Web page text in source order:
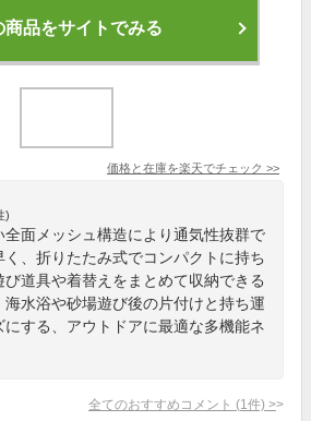
商品をサイトでみる
価格と在庫を楽天でチェック >>
)
面メッシュ構造により通気性抜群で
、折りたたみ式でコンパクトに持ち
道具や着替えをまとめて収納できる
水浴や砂場遊び後の片付けと持ち運
する、アウトドアに最適な多機能ネ
全てのおすすめコメント (1 件) >